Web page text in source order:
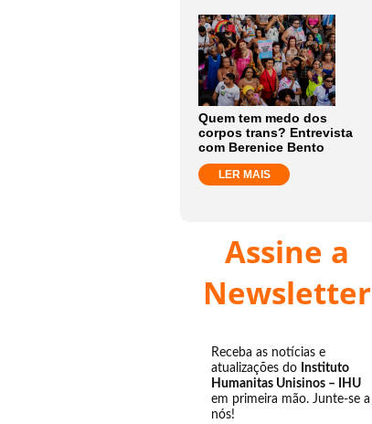
Quem tem medo dos
corpos trans? Entrevista
com Berenice Bento
LER MAIS
Assine a
Newsletter
Receba as notícias e
atualizações do Instituto
Humanitas Unisinos – IHU
em primeira mão. Junte-se a
nós!